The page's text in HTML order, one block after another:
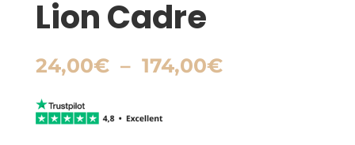
Lion Cadre
24,00€ – 174,00€Plage